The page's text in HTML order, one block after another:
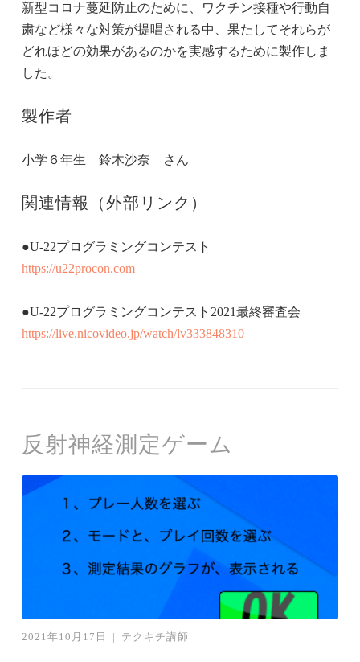
新型コロナ蔓延防止のために、ワクチン接種や行動自
粛など様々な対策が提唱される中、果たしてそれらが
どれほどの効果があるのかを実感するために製作しま
した。
製作者
小学６年生 鈴木沙奈 さん
関連情報（外部リンク）
●U-22プログラミングコンテスト
https://u22procon.com
●U-22プログラミングコンテスト2021最終審査会
https://live.nicovideo.jp/watch/lv333848310
反射神経測定ゲーム
2021年10月17日 | テクキチ講師